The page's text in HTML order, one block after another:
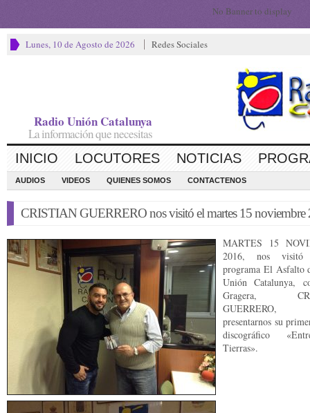
No Banner to display
Lunes, 10 de Agosto de 2026 Redes Sociales
Radio Unión Catalunya
La información que necesitas
INICIO LOCUTORES NOTICIAS
AUDIOS VIDEOS QUIENES SOMOS CONTACTENOS
CRISTIAN GUERRERO nos visitó el martes 15 noviembre
MARTES 15
2016, nos
programa El Asfalto
Unión Catalunya,
Gragera,
presentarnos su
discográfico
Tierras».